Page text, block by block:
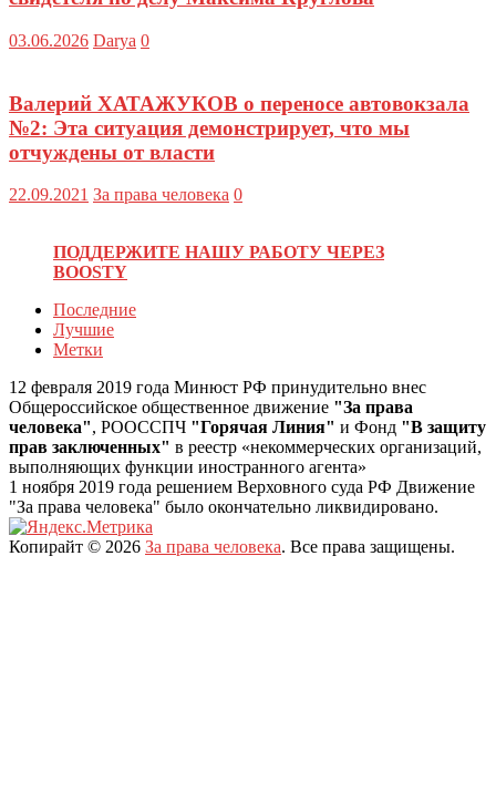
03.06.2026 Darya 0
Валерий ХАТАЖУКОВ о переносе автовокзала
№2: Эта ситуация демонстрирует, что мы
отчуждены от власти
22.09.2021 За права человека 0
ПОДДЕРЖИТЕ НАШУ РАБОТУ ЧЕРЕЗ
BOOSTY
Последние
Лучшие
Метки
12 февраля 2019 года Минюст РФ принудительно внес
Общероссийское общественное движение "За права
человека", РООССПЧ "Горячая Линия" и Фонд "В защиту
прав заключенных" в реестр «некоммерческих организаций,
выполняющих функции иностранного агента»
1 ноября 2019 года решением Верховного суда РФ Движение
"За права человека" было окончательно ликвидировано.
Копирайт © 2026 За права человека. Все права защищены.